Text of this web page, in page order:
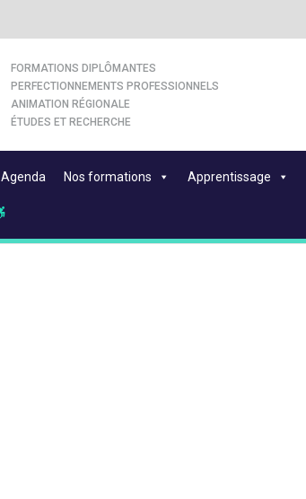
FORMATIONS DIPLÔMANTES
PERFECTIONNEMENTS PROFESSIONNELS
ANIMATION RÉGIONALE
ÉTUDES ET RECHERCHE
Agenda Nos formations Apprentissage